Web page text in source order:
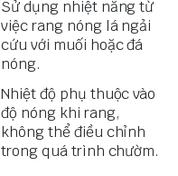
Sử dụng nhiệt năng từ
việc rang nóng lá ngải
cứu với muối hoặc đá
nóng.
Nhiệt độ phụ thuộc vào
độ nóng khi rang,
không thể điều chỉnh
trong quá trình chườm.